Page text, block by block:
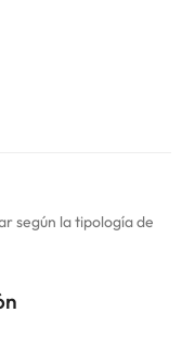
según la tipología de